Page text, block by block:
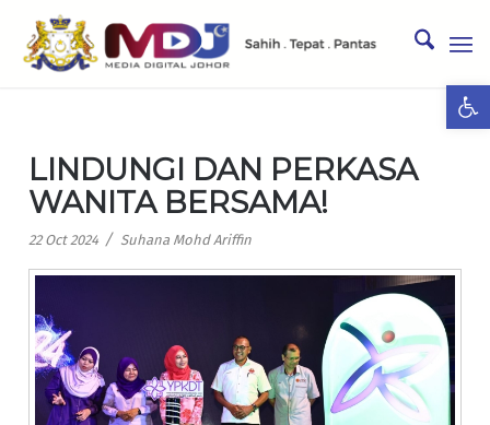
LINDUNGI DAN PERKASA
WANITA BERSAMA!
22 Oct 2024 / Suhana Mohd Ariffin